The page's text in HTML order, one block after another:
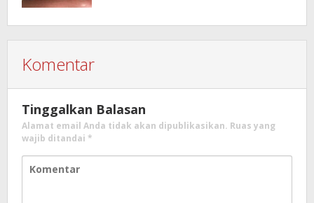
Komentar
Tinggalkan Balasan
Alamat email Anda tidak akan dipublikasikan. Ruas yang
wajib ditandai *